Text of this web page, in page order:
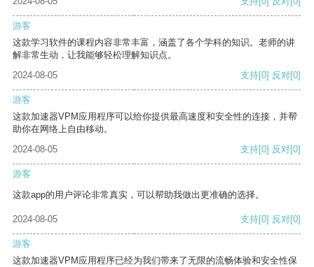
游客
这款学习软件的课程内容非常丰富，涵盖了各个学科的知识。老师的讲
解非常生动，让我能够轻松理解知识点。
2024-08-05
支持[0] 反对[0]
游客
这款加速器VPM应用程序可以给你提供最高速度和安全性的连接，并帮
助你在网络上自由移动。
2024-08-05
支持[0] 反对[0]
游客
这款app的用户评论非常真实，可以帮助我做出更准确的选择。
2024-08-05 支持[0] 反对[0]
游客
这款加速器VPM应用程序已经为我们带来了无限的流畅体验和安全性保